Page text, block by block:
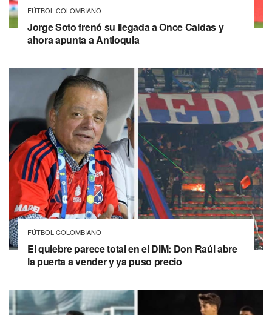
FÚTBOL COLOMBIANO
Jorge Soto frenó su llegada a Once Caldas y
ahora apunta a Antioquia
FÚTBOL COLOMBIANO
El quiebre parece total en el DIM: Don Raúl abre
la puerta a vender y ya puso precio